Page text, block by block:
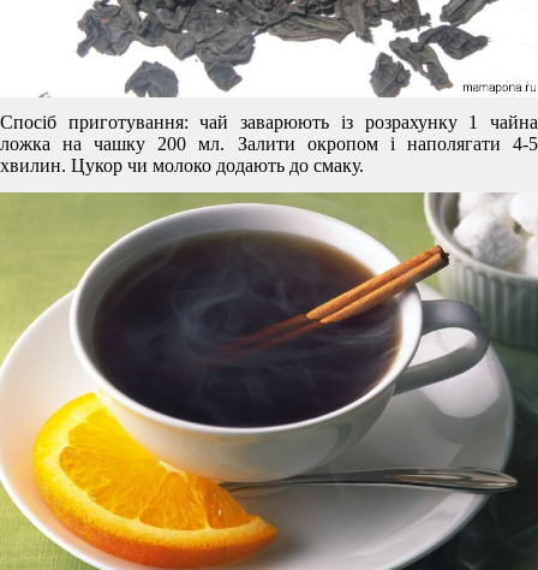
Спосіб приготування: чай заварюють із розрахунку 1 чайна
ложка на чашку 200 мл. Залити окропом і наполягати 4-5
хвилин. Цукор чи молоко додають до смаку.